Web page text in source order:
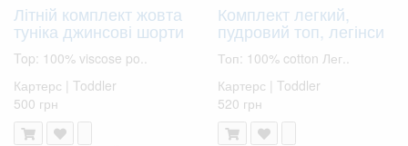
Літній комплект жовта
туніка джинсові шорти
Top: 100% viscose po..
Картерс | Toddler
500 грн
Комплект легкий,
пудровий топ, легінси
Топ: 100% cotton Лег..
Картерс | Toddler
520 грн